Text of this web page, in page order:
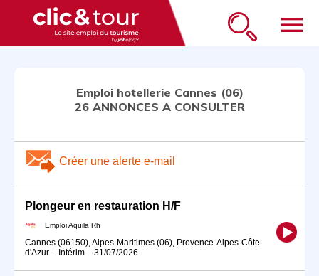
menu
Emploi hotellerie Cannes (06)
26 ANNONCES A CONSULTER
Créer une alerte e-mail
Plongeur en restauration H/F
Emploi Aquila Rh
Cannes (06150), Alpes-Maritimes (06), Provence-Alpes-Côte
d'Azur - Intérim - 31/07/2026